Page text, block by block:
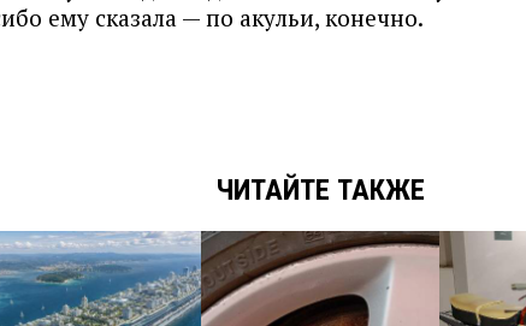
ему сказала — по акульи, конечно.
ЧИТАЙТЕ ТАКЖЕ